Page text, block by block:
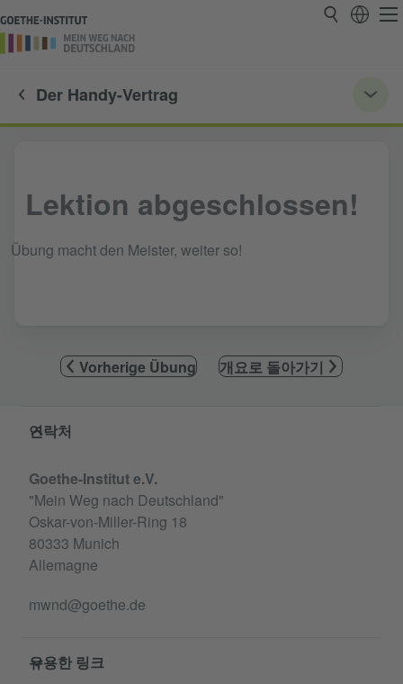
Der Handy-Vertrag
Lektion abgeschlossen!
Übung macht den Meister, weiter so!
Vorherige Übung 개요로 돌아가기
Service- und Informationsbereich
연락처
Goethe-Institut e.V.
"Mein Weg nach Deutschland"
Oskar-von-Miller-Ring 18
80333 Munich
Allemagne
mwnd@goethe.de
유용한 링크